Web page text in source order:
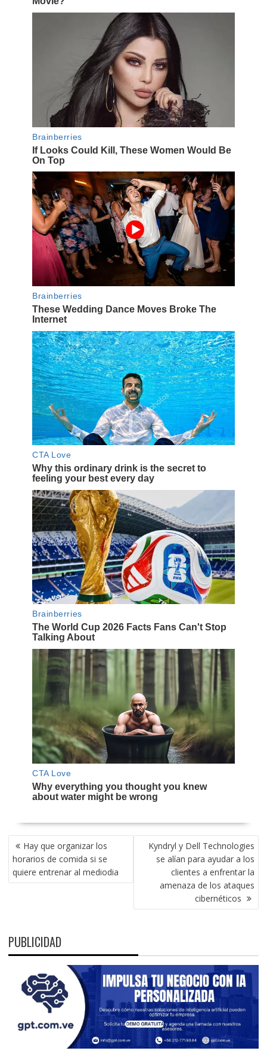
NAVEGACIÓN
DE
ENTRADAS
Hay que organizar los
horarios de comida si se
quiere entrenar al mediodia
Kyndryl y Dell Technologies
se alían para ayudar a los
clientes a enfrentar la
amenaza de los ataques
cibernéticos
PUBLICIDAD